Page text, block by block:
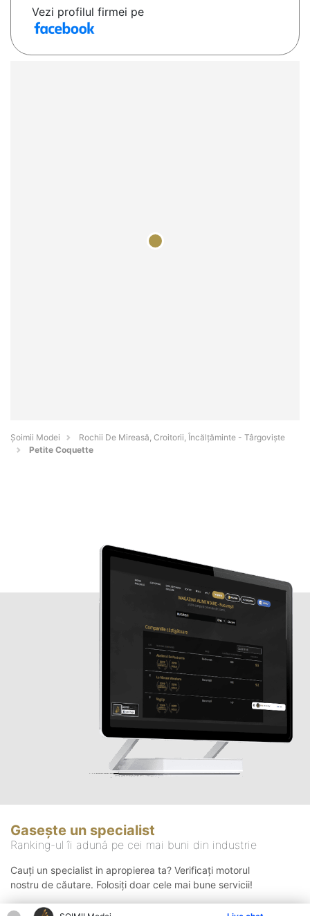
Vezi profilul firmei pe
Șoimii Modei
Rochii De Mireasă, Croitorii, Încălțăminte - Târgovişte
Petite Coquette
Gasește un specialist
Ranking-ul îi adună pe cei mai buni din industrie
Cauți un specialist in apropierea ta? Verificați motorul
nostru de căutare. Folosiți doar cele mai bune servicii!